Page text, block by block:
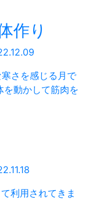
作り
さを感じる月で
動かして筋肉を
利用されてきま